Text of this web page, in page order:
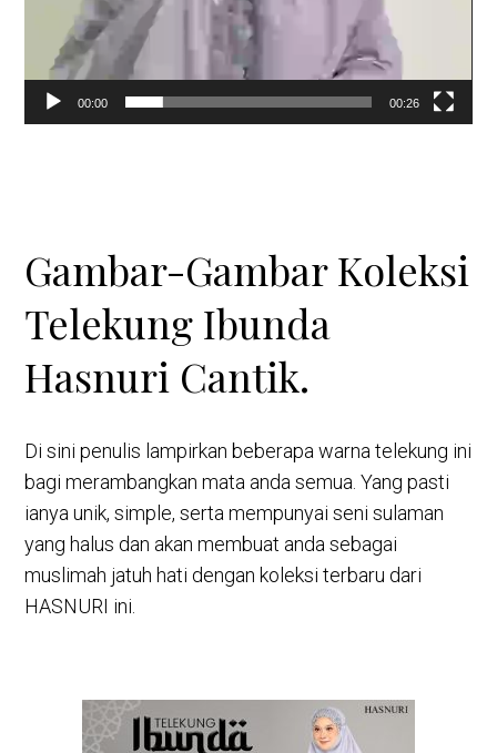
00:00 00:26
Gambar-Gambar Koleksi
Telekung Ibunda
Hasnuri Cantik.
Di sini penulis lampirkan beberapa warna telekung ini
bagi merambangkan mata anda semua. Yang pasti
ianya unik, simple, serta mempunyai seni sulaman
yang halus dan akan membuat anda sebagai
muslimah jatuh hati dengan koleksi terbaru dari
HASNURI ini.